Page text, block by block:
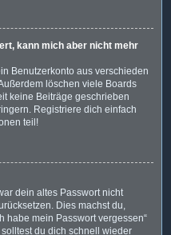
kann mich aber nicht mehr
Benutzerkonto aus verschieden
löschen viele Boards
keine Beiträge geschrieben
Registriere dich einfach
teil!
dein altes Passwort nicht
Dies machst du,
habe mein Passwort vergessen“
du dich schnell wieder